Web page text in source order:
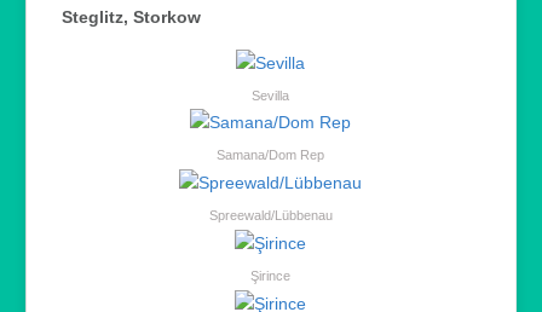
Steglitz, Storkow
Sevilla
Samana/Dom Rep
Spreewald/Lübbenau
Şirince